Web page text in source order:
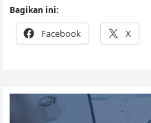
Bagikan ini:
Facebook X